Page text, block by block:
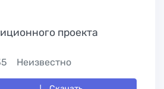
проекта
Неизвестно